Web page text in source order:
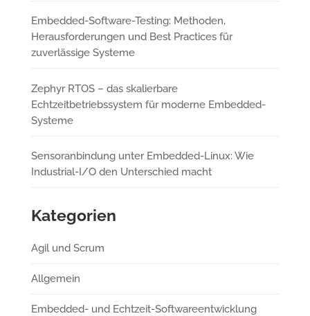
Embedded-Software-Testing: Methoden,
Herausforderungen und Best Practices für
zuverlässige Systeme
Zephyr RTOS – das skalierbare
Echtzeitbetriebssystem für moderne Embedded-
Systeme
Sensoranbindung unter Embedded-Linux: Wie
Industrial-I/O den Unterschied macht
Kategorien
Agil und Scrum
Allgemein
Embedded- und Echtzeit-Softwareentwicklung